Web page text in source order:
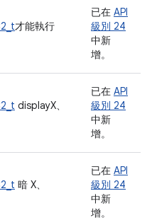
才能執行
已在 API
級別 24
中新
增。
displayX、
已在 API
級別 24
中新
增。
暗 X、
已在 API
級別 24
中新
增。